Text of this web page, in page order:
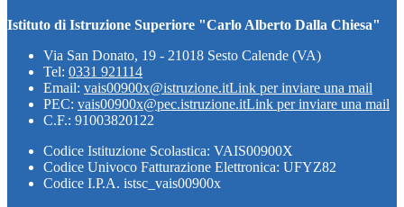
Istituto di Istruzione Superiore "Carlo Alberto Dalla Chiesa"
Via San Donato, 19 - 21018 Sesto Calende (VA)
Tel: 0331 921114
Email: vais00900x@istruzione.itLink per inviare una mail
PEC: vais00900x@pec.istruzione.itLink per inviare una mail
C.F.: 91003820122
Codice Istituzione Scolastica: VAIS00900X
Codice Univoco Fatturazione Elettronica: UFYZ82
Codice I.P.A. istsc_vais00900x